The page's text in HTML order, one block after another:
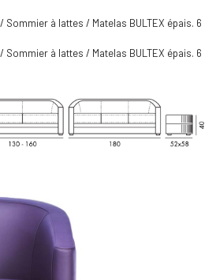
Sommier à lattes / Matelas BULTEX épais. 6
Sommier à lattes / Matelas BULTEX épais. 6